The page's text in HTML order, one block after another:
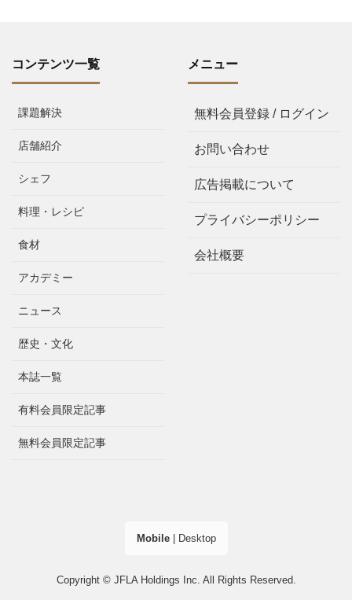
コンテンツ一覧
課題解決
店舗紹介
シェフ
料理・レシピ
食材
アカデミー
ニュース
歴史・文化
本誌一覧
有料会員限定記事
無料会員限定記事
メニュー
無料会員登録 / ログイン
お問い合わせ
広告掲載について
プライバシーポリシー
会社概要
Mobile| Desktop
Copyright © JFLA Holdings Inc. All Rights Reserved.